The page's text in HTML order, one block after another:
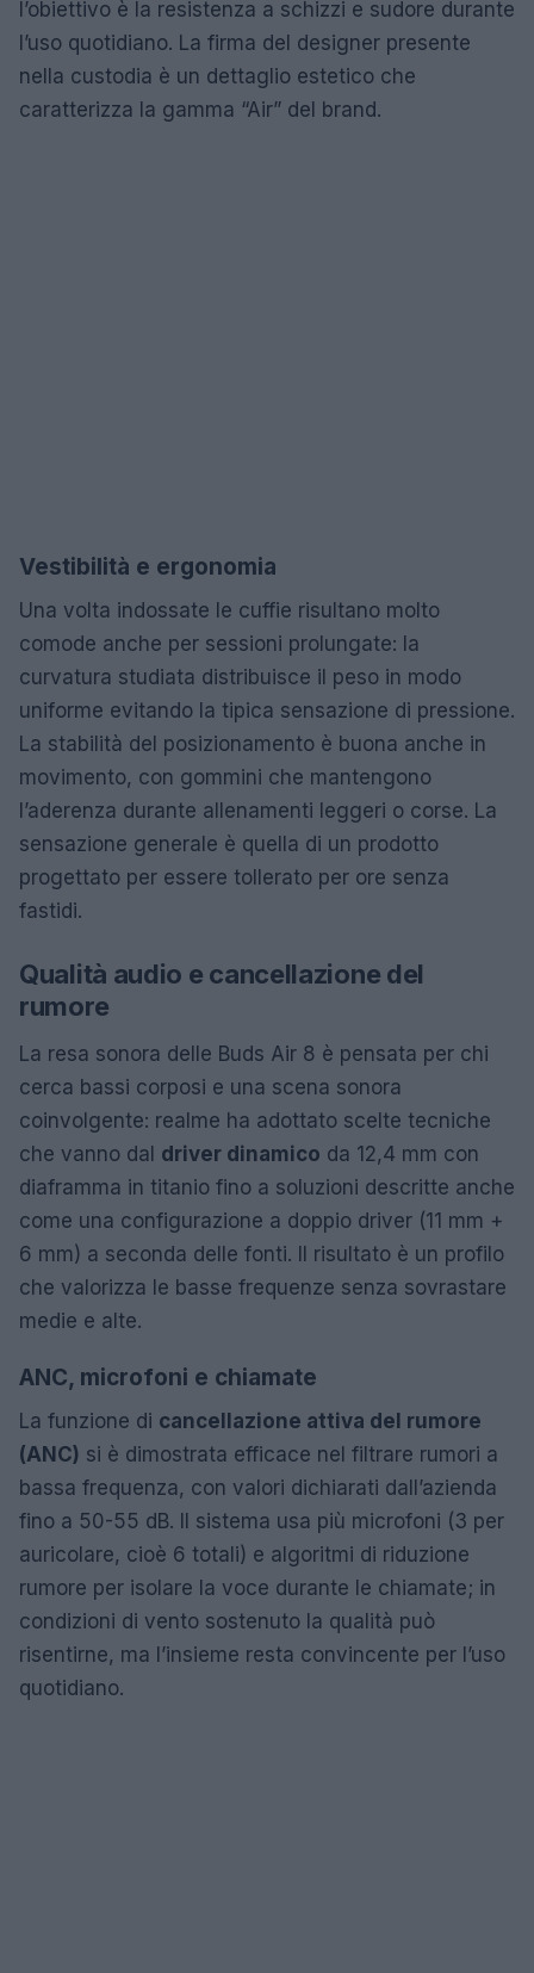
l’obiettivo è la resistenza a schizzi e sudore durante
l’uso quotidiano. La firma del designer presente
nella custodia è un dettaglio estetico che
caratterizza la gamma “Air” del brand.
Vestibilità e ergonomia
Una volta indossate le cuffie risultano molto
comode anche per sessioni prolungate: la
curvatura studiata distribuisce il peso in modo
uniforme evitando la tipica sensazione di pressione.
La stabilità del posizionamento è buona anche in
movimento, con gommini che mantengono
l’aderenza durante allenamenti leggeri o corse. La
sensazione generale è quella di un prodotto
progettato per essere tollerato per ore senza
fastidi.
Qualità audio e cancellazione del
rumore
La resa sonora delle Buds Air 8 è pensata per chi
cerca bassi corposi e una scena sonora
coinvolgente: realme ha adottato scelte tecniche
che vanno dal driver dinamico da 12,4 mm con
diaframma in titanio fino a soluzioni descritte anche
come una configurazione a doppio driver (11 mm +
6 mm) a seconda delle fonti. Il risultato è un profilo
che valorizza le basse frequenze senza sovrastare
medie e alte.
ANC, microfoni e chiamate
La funzione di cancellazione attiva del rumore
(ANC) si è dimostrata efficace nel filtrare rumori a
bassa frequenza, con valori dichiarati dall’azienda
fino a 50-55 dB. Il sistema usa più microfoni (3 per
auricolare, cioè 6 totali) e algoritmi di riduzione
rumore per isolare la voce durante le chiamate; in
condizioni di vento sostenuto la qualità può
risentirne, ma l’insieme resta convincente per l’uso
quotidiano.